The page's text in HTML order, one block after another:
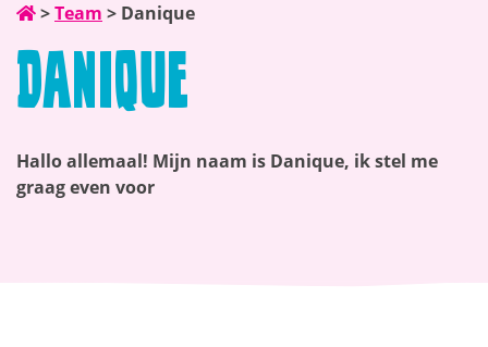
>Team > Danique
Danique
Hallo allemaal! Mijn naam is Danique, ik stel me
graag even voor